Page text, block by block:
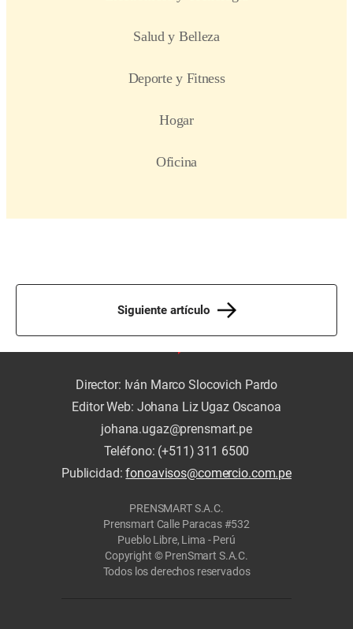
Siguiente artículo
Director: Iván Marco Slocovich Pardo
Editor Web: Johana Liz Ugaz Oscanoa
johana.ugaz@prensmart.pe
Teléfono: (+511) 311 6500
Publicidad:fonoavisos@comercio.com.pe
PRENSMART S.A.C.
Prensmart Calle Paracas #532
Pueblo Libre, Lima - Perú
Copyright © PrenSmart S.A.C.
Todos los derechos reservados